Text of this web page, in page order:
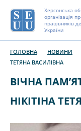
Херсонська
організація
працівників
України
ГОЛОВНА НОВИНИ
ТЕТЯНА ВАСИЛІВНА
ВІЧНА
НІКІТІНА